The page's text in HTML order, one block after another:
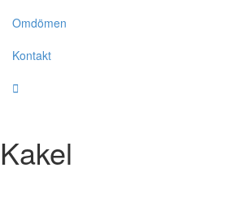
Omdömen
Kontakt
Kakel